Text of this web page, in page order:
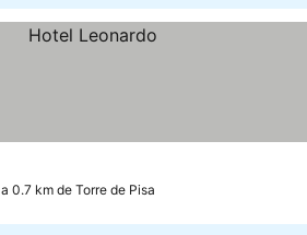
a 0.7 km de Torre de Pisa